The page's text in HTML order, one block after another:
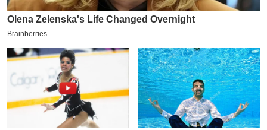
क्रा
इ
म
ई
-
पे
प